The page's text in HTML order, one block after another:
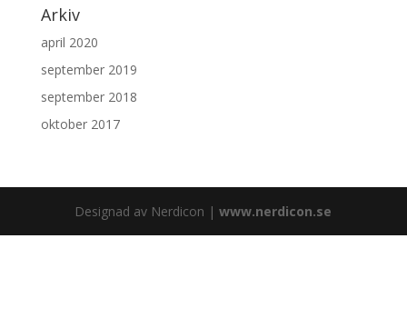
Arkiv
april 2020
september 2019
september 2018
oktober 2017
Designad av Nerdicon |www.nerdicon.se